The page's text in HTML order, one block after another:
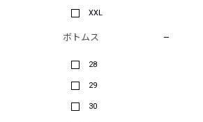
XXL
ボトムス
28
29
30